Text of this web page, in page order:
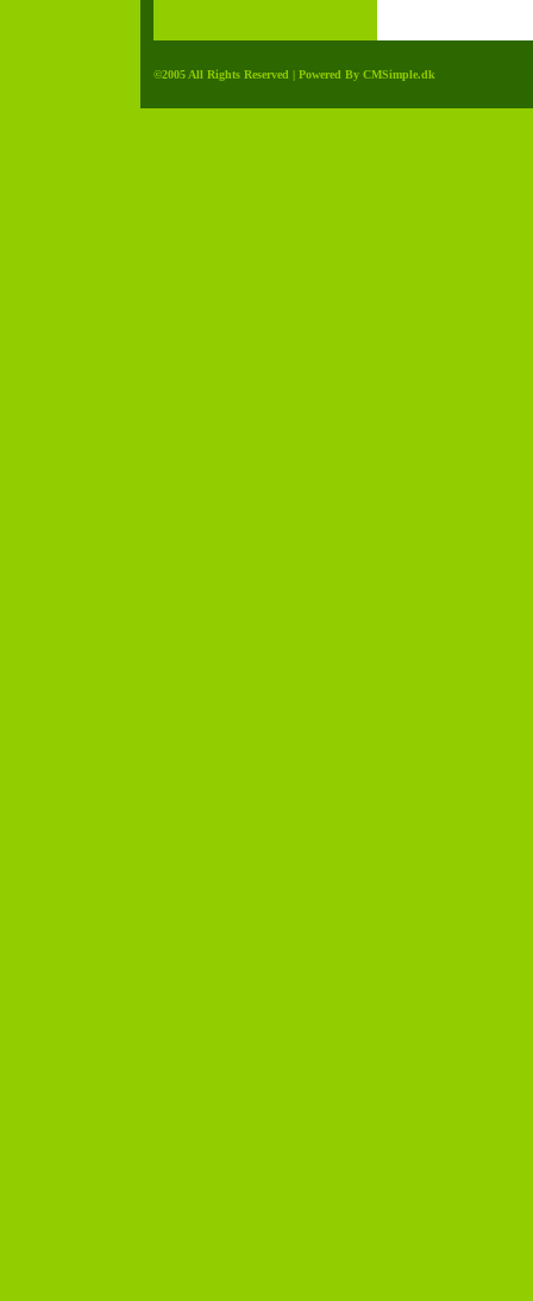
©2005 All Rights Reserved | Powered By CMSimple.dk